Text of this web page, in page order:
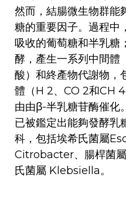
然而，結腸微生物群能
糖的重要因子。過程中
吸收的葡萄糖和半乳糖
酵，產生一系列中間體
酸）和終產物代謝物，
體（H 2、CO 2和CH
由由β-半乳糖苷酶催化。
已被鑑定出能夠發酵乳
科，包括埃希氏菌屬
Citrobacter、腸桿菌
氏菌屬 Klebsiella。